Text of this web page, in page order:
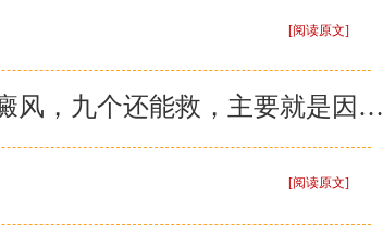
[阅读原文]
十个白癜风，九个还能救，主要就是因为这些方法！
[阅读原文]